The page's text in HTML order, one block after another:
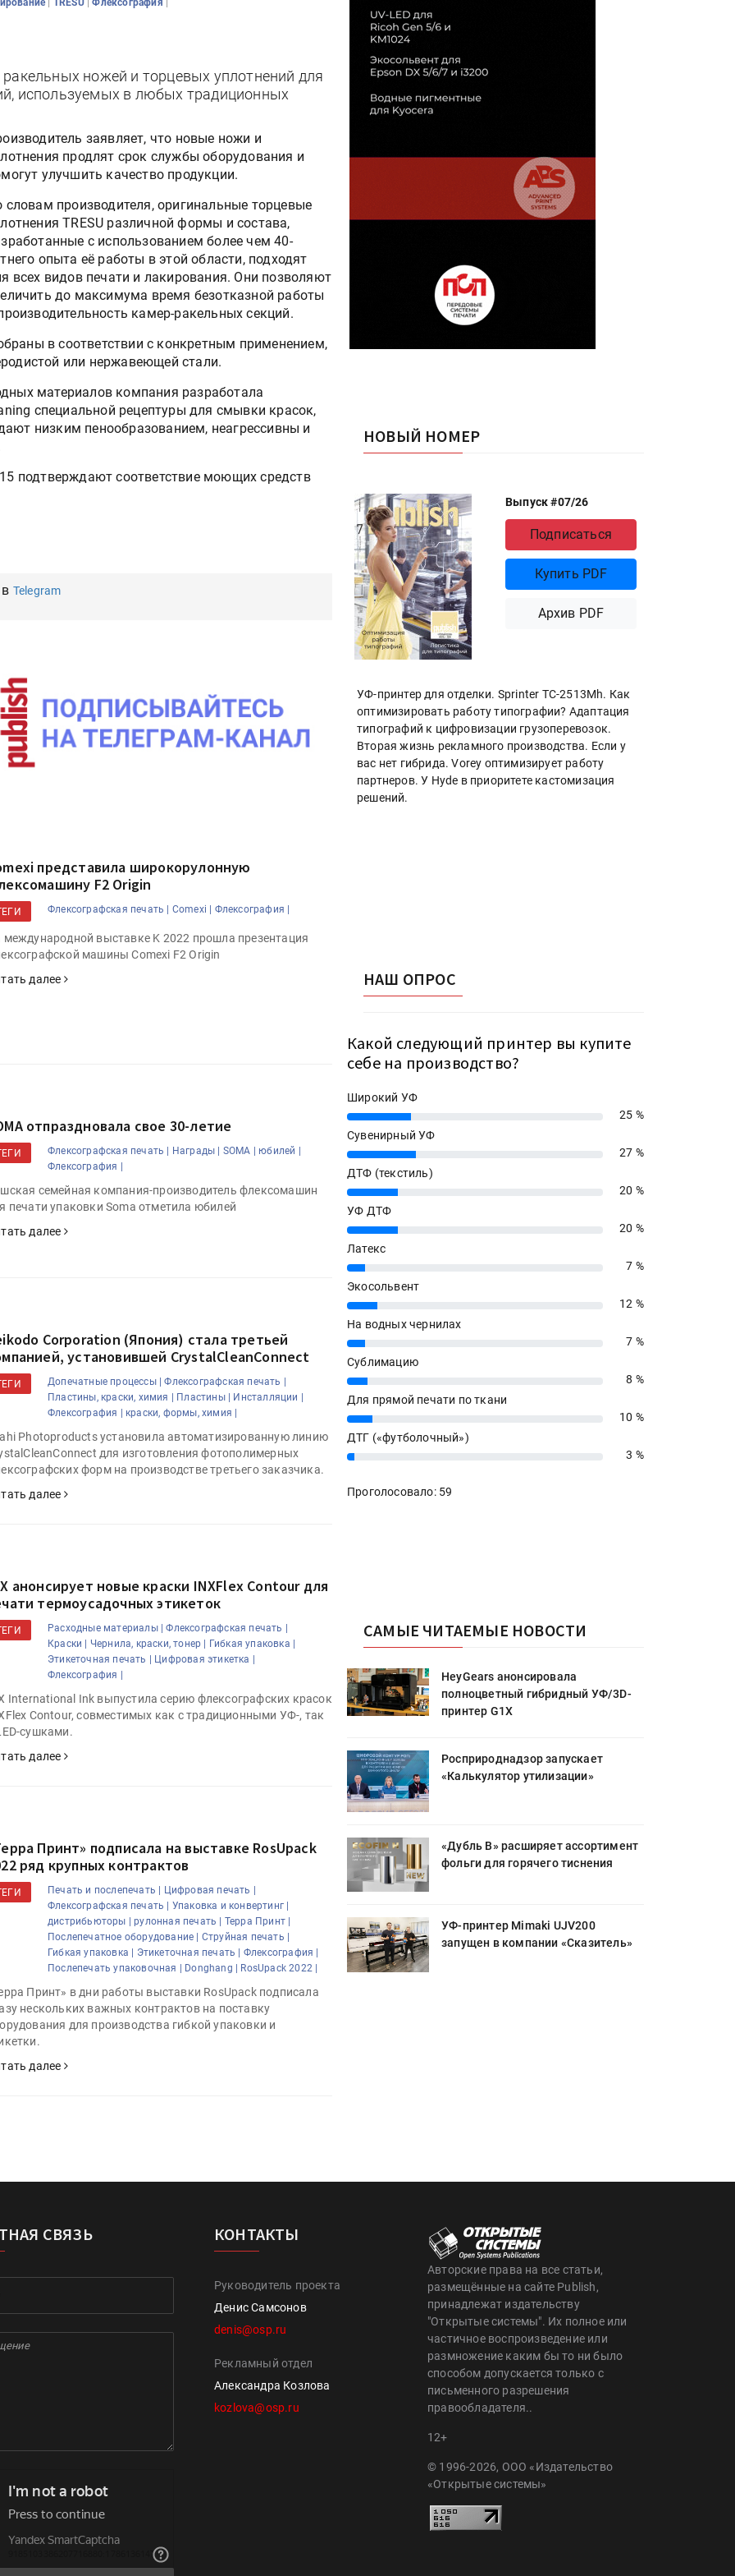
TRESU Флексография
ножей и торцевых уплотнений для
используемых в любых традиционных
заявляет, что новые ножи и
продлят срок службы оборудования и
улучшить качество продукции.
словам производителя, оригинальные торцевые
TRESU различной формы и состава,
с использованием более чем 40-
опыта её работы в этой области, подходят
всех видов печати и лакирования. Они позволяют
до максимума время безотказной работы
камер-ракельных секций.
в соответствии с конкретным применением,
или нержавеющей стали.
материалов компания разработала
специальной рецептуры для смывки красок,
низким пенообразованием, неагрессивны и
подтверждают соответствие моющих средств
Telegram
представила широкорулонную
F2 Origin
Флексографская печать | Comexi | Флексография |
международной выставке K 2022 прошла презентация
машины Comexi F2 Origin
далее
отпраздновала свое 30-летие
Флексографская печать | Награды | SOMA |
юбилей |
Флексография |
семейная компания-производитель флексомашин
печати упаковки Soma отметила юбилей
далее
Corporation (Япония) стала третьей
установившей CrystalCleanConnect
Допечатные процессы |
Флексографская печать |
Пластины, краски, химия |
Пластины |
Инсталляции |
Флексография |
краски, формы, химия |
Photoproducts установила автоматизированную линию
для изготовления фотополимерных
форм на производстве третьего заказчика.
далее
анонсирует новые краски INXFlex Contour для
термоусадочных этикеток
Расходные материалы |
Флексографская печать |
Краски |
Чернила, краски, тонер |
Гибкая упаковка |
Этикеточная печать |
Цифровая этикетка |
Флексография |
International Ink выпустила серию флексографских красок
Contour, совместимых как с традиционными УФ-, так
сушками.
далее
Принт» подписала на выставке RosUpack
ряд крупных контрактов
Печать и послепечать |
Цифровая печать |
Флексографская печать |
Упаковка и конвертинг |
дистрибьюторы |
рулонная печать |
Терра Принт |
Послепечатное оборудование |
Струйная печать |
Гибкая упаковка |
Этикеточная печать |
Флексография |
Послепечать упаковочная |
Donghang | RosUpack 2022 |
Принт» в дни работы выставки RosUpack подписала
нескольких важных контрактов на поставку
для производства гибкой упаковки и
далее
НОВЫЙ НОМЕР
Выпуск #07/26
Подписаться
Купить PDF
Архив PDF
УФ-принтер для отделки. Sprinter ТС-2513Mh. Как
оптимизировать работу типографии? Адаптация
типографий к цифровизации грузоперевозок.
Вторая жизнь рекламного производства. Если у
вас нет гибрида. Vorey оптимизирует работу
партнеров. У Hyde в приоритете кастомизация
решений.
НАШ ОПРОС
Какой следующий принтер вы купите
себе на производство?
Широкий УФ
25%
25 %
Сувенирный УФ
27%
27 %
ДТФ (текстиль)
20%
20 %
УФ ДТФ
20%
20 %
Латекс
7%
7 %
Экосольвент
12%
12 %
На водных чернилах
7%
7 %
Сублимацию
8%
8 %
Для прямой печати по ткани
10%
10 %
ДТГ («футболочный»)
3% 3 %
Проголосовало: 59
САМЫЕ ЧИТАЕМЫЕ НОВОСТИ
3D-
полноцветный гибридный УФ/3D-
принтер G1X
«Дубль В» расширяет ассортимент
фольги для горячего тиснения
УФ-принтер Mimaki UJV200
запущен в компании «Сказитель»
HeyGears анонсировала
полноцветный гибридный УФ/3D-
принтер G1X
Росприроднадзор запускает
«Калькулятор утилизации»
«Дубль В» расширяет ассортимент
фольги для горячего тиснения
УФ-принтер Mimaki UJV200
запущен в компании «Сказитель»
СВЯЗЬ КОНТАКТЫ
Руководитель проекта
Денис Самсонов
denis@osp.ru
Рекламный отдел
Александра Козлова
kozlova@osp.ru
Авторские права на все статьи,
размещённые на сайте Publish,
принадлежат издательству
"Открытые системы". Их полное или
частичное воспроизведение или
размножение каким бы то ни было
способом допускается только с
письменного разрешения
правообладателя..
12+
© 1996-2026, ООО «Издательство
«Открытые системы»